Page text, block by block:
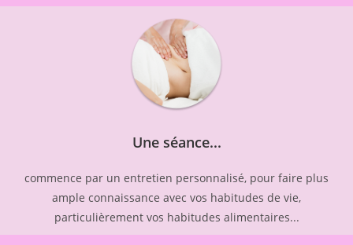
Une séance...
commence par un entretien personnalisé, pour faire plus
ample connaissance avec vos habitudes de vie,
particulièrement vos habitudes alimentaires...